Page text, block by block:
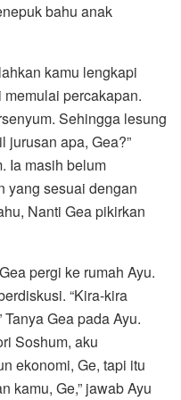
bahu anak
kamu lengkapi
percakapan.
Sehingga lesung
jurusan apa, Gea?”
Ia masih belum
yang sesuai dengan
Nanti Gea pikirkan
pergi ke rumah Ayu.
“Kira-kira
Gea pada Ayu.
Soshum, aku
ekonomi, Ge, tapi itu
kamu, Ge,” jawab Ayu